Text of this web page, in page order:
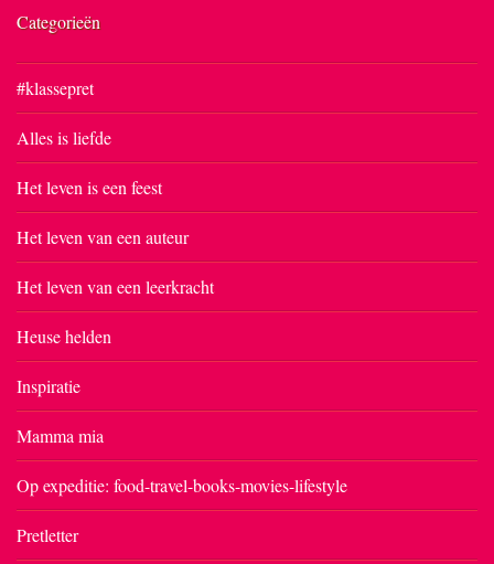
Categorieën
#klassepret
Alles is liefde
Het leven is een feest
Het leven van een auteur
Het leven van een leerkracht
Heuse helden
Inspiratie
Mamma mia
Op expeditie: food-travel-books-movies-lifestyle
Pretletter